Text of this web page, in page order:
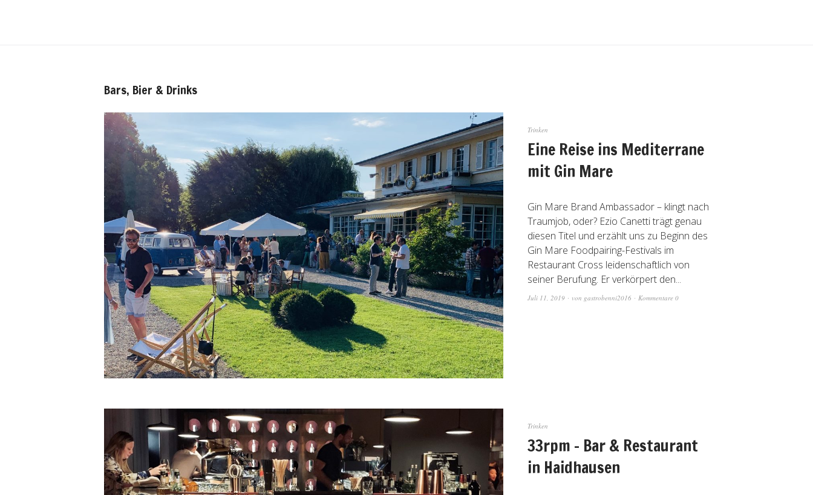
Bars, Bier & Drinks
Trinken
Eine Reise ins Mediterrane
mit Gin Mare
Gin Mare Brand Ambassador – klingt nach
Traumjob, oder? Ezio Canetti trägt genau
diesen Titel und erzählt uns zu Beginn des
Gin Mare Foodpairing-Festivals im
Restaurant Cross leidenschaftlich von
seiner Berufung. Er verkörpert den...
Juli 11, 2019 von gastrobenni2016 Kommentare 0
Trinken
33rpm – Bar & Restaurant
in Haidhausen